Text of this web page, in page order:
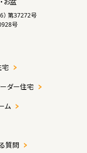
） 第37272号
号
宅
ダー住宅
ム
質問